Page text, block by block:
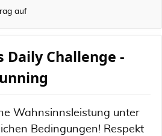
auf
Daily Challenge -
Wahnsinnsleistung unter
Bedingungen! Respekt